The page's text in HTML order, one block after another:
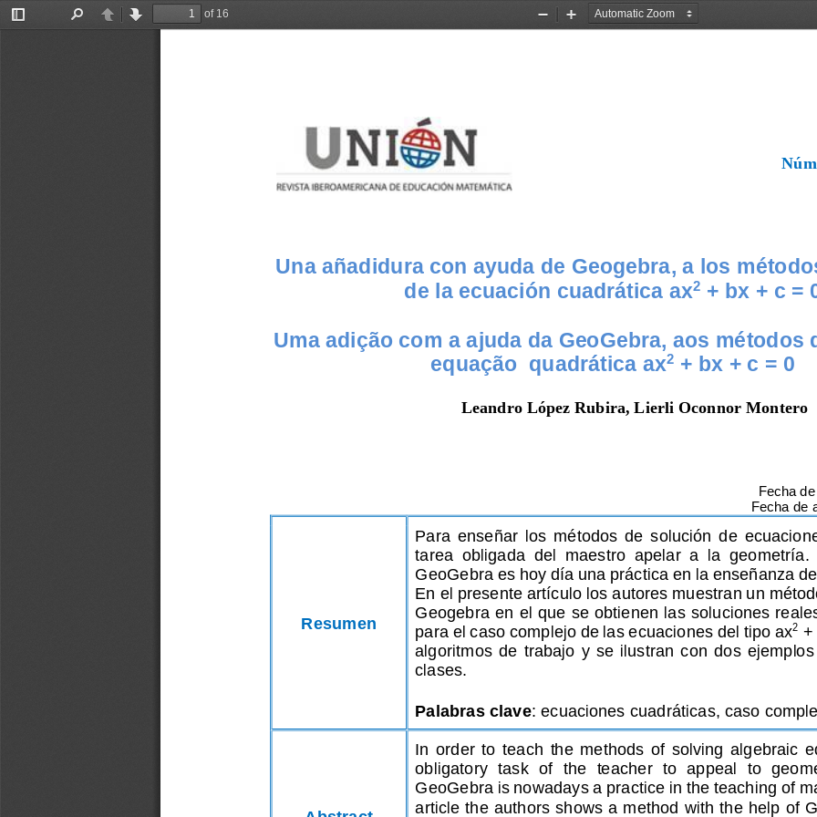
Toggle
PreviousNext
of 16
Zoom
Zoom
Una añadidura con ayuda de Geogebra, a los
de la ecuación cuadrática ax2 + bx + c =
Uma adição com a ajuda da GeoGebra, aos métodos
equação quadrática ax2 + bx + c = 0
Leandro López Rubira, Lierli Oconnor Montero
Fecha
Fecha de
Resumen
Para  enseñar  los  métodos  de  solución  de
tarea  obligada  del  maestro  apelar  a  la  geometría.
GeoGebra es hoy día una práctica en la enseñanza
En el presente artículo los autores muestran un
Geogebra en el que se obtienen las soluciones
para el caso complejo de las ecuaciones del tipo ax2 +
algoritmos  de  trabajo  y  se  ilustran  con  dos  ejemplos
clases.
Palabras clave: ecuaciones cuadráticas, caso
In  order  to  teach  the  methods  of  solving  algebraic
obligatory  task  of  the  teacher  to  appeal  to
GeoGebra is nowadays a practice in the teaching of
article the authors shows a method with the help of